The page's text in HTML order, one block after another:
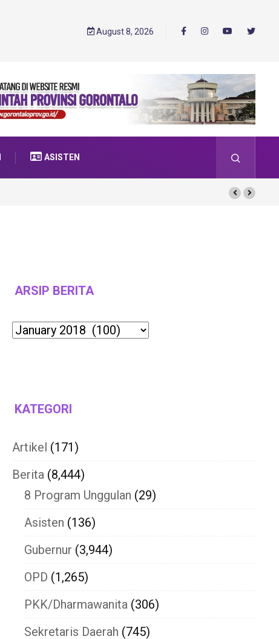
August 8, 2026
ASISTEN
ARSIP BERITA
Archives
KATEGORI
Artikel (171)
Berita (8,444)
8 Program Unggulan (29)
Asisten (136)
Gubernur (3,944)
OPD (1,265)
PKK/Dharmawanita (306)
Sekretaris Daerah (745)